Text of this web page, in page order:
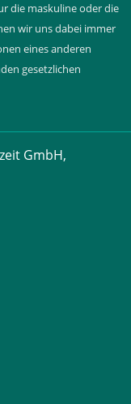
die maskuline oder die
wir uns dabei immer
eines anderen
gesetzlichen
GmbH,